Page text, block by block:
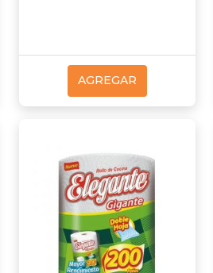
AGREGAR